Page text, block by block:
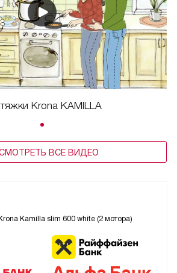
Krona KAMILLA
ВСЕ ВИДЕО
Kamilla slim 600 white (2 мотора)